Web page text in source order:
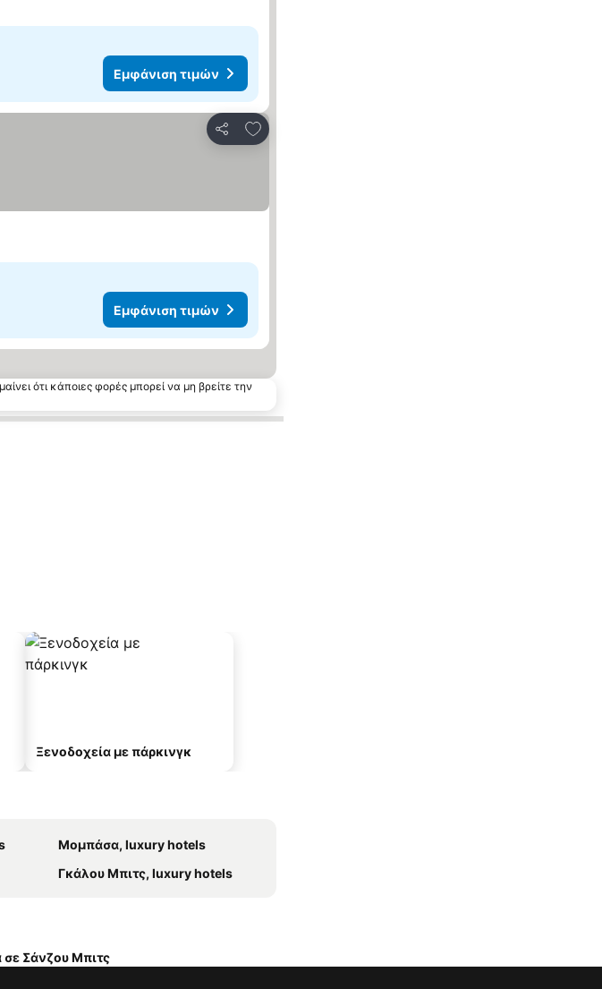
Εμφάνιση τιμών
Κοινοποίηση
Προσθήκη στα αγαπημένα
Εμφάνιση τιμών
ότι κάποιες φορές μπορεί να μη βρείτε την
Ξενοδοχεία με πάρκινγκ
Μομπάσα, luxury hotels
Γκάλου Μπιτς, luxury hotels
σε Σάνζου Μπιτς